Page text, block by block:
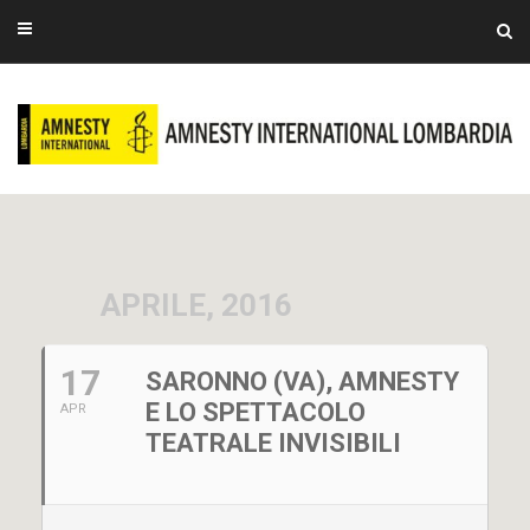
APRILE, 2016
17
APR
SARONNO (VA), AMNESTY
E LO SPETTACOLO
TEATRALE INVISIBILI